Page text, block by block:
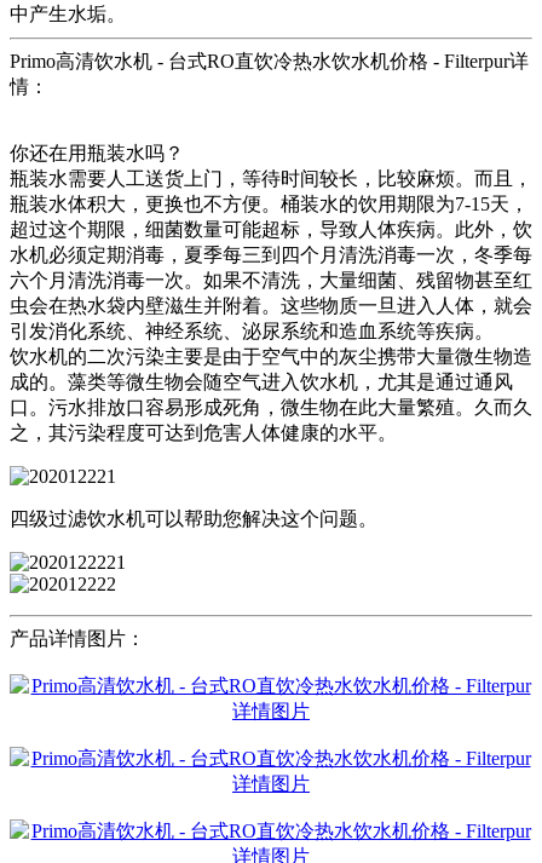
中产生水垢。
Primo高清饮水机 - 台式RO直饮冷热水饮水机价格 - Filterpur详
情：
你还在用瓶装水吗？
瓶装水需要人工送货上门，等待时间较长，比较麻烦。而且，
瓶装水体积大，更换也不方便。桶装水的饮用期限为7-15天，
超过这个期限，细菌数量可能超标，导致人体疾病。此外，饮
水机必须定期消毒，夏季每三到四个月清洗消毒一次，冬季每
六个月清洗消毒一次。如果不清洗，大量细菌、残留物甚至红
虫会在热水袋内壁滋生并附着。这些物质一旦进入人体，就会
引发消化系统、神经系统、泌尿系统和造血系统等疾病。
饮水机的二次污染主要是由于空气中的灰尘携带大量微生物造
成的。藻类等微生物会随空气进入饮水机，尤其是通过通风
口。污水排放口容易形成死角，微生物在此大量繁殖。久而久
之，其污染程度可达到危害人体健康的水平。
四级过滤饮水机可以帮助您解决这个问题。
产品详情图片：